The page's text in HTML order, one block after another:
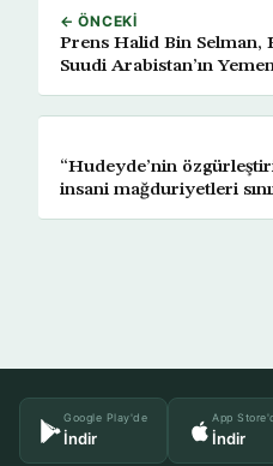
← ÖNCEKI
Prens Halid Bin Selman,
Suudi Arabistan’ın
“Hudeyde’nin
insani mağduriyetleri
Google Play'de
İndir
App
İndir